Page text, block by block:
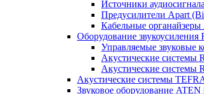
Источники
Предусилители Apart
Кабельные
Оборудование звукоусиления
Управляемые звуковые
Акустические системы
Акустические системы
Акустические системы
Звуковое оборудование ATEN